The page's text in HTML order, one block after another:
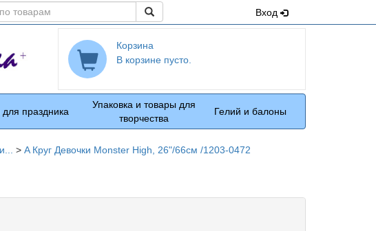
Вход
Корзина
В корзине пусто.
праздника
Упаковка и товары для
творчества
Гелий и балоны
> A Круг Девочки Monster High, 26"/66см /1203-0472